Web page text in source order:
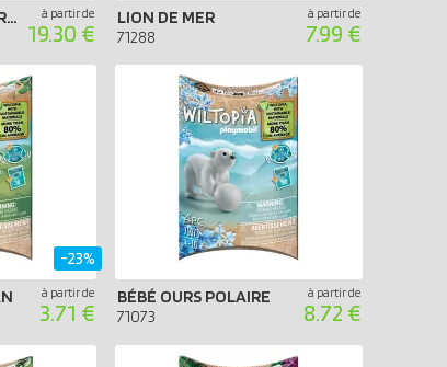
ÂNE SAUVAGE D'AFRIQUE à partir de
19.30 €
LION DE MER
71288
à partir de
7.99 €
à partir de
3.71 €
-23%
BÉBÉ OURS POLAIRE
71073
à partir de
8.72 €